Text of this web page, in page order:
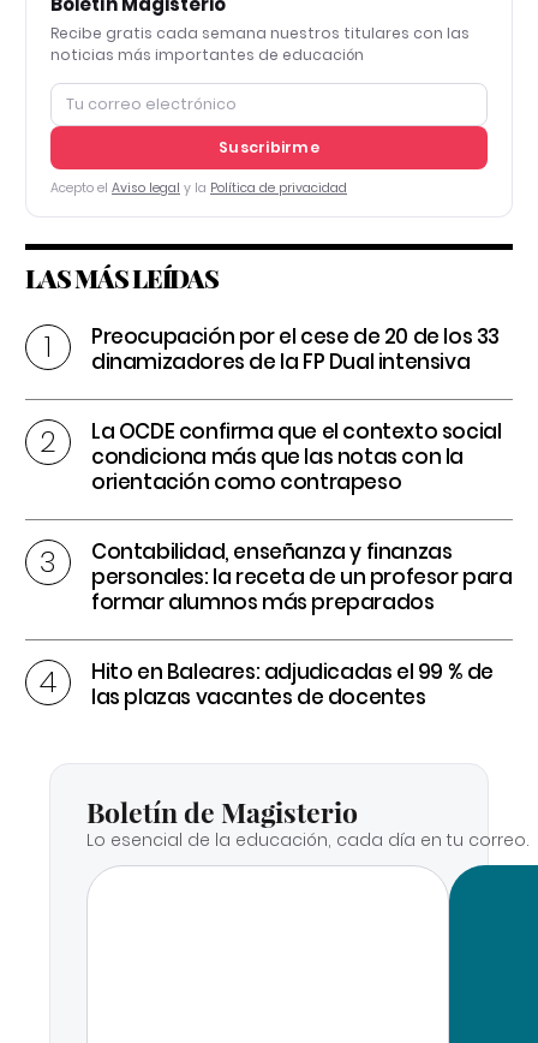
Recibe gratis cada semana nuestros titulares con las
noticias más importantes de educación
Suscribirme
Acepto el Aviso legal y la Política de privacidad
LAS MÁS LEÍDAS
Preocupación por el cese de 20 de los 33
dinamizadores de la FP Dual intensiva
La OCDE confirma que el contexto social
condiciona más que las notas con la
orientación como contrapeso
Contabilidad, enseñanza y finanzas
personales: la receta de un profesor para
formar alumnos más preparados
Hito en Baleares: adjudicadas el 99 % de
las plazas vacantes de docentes
Boletín de Magisterio
Lo esencial de la educación, cada día en tu correo.